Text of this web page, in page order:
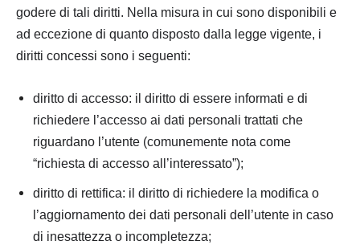
godere di tali diritti. Nella misura in cui sono disponibili e
ad eccezione di quanto disposto dalla legge vigente, i
diritti concessi sono i seguenti:
diritto di accesso: il diritto di essere informati e di
richiedere l’accesso ai dati personali trattati che
riguardano l’utente (comunemente nota come
“richiesta di accesso all’interessato”);
diritto di rettifica: il diritto di richiedere la modifica o
l’aggiornamento dei dati personali dell’utente in caso
di inesattezza o incompletezza;